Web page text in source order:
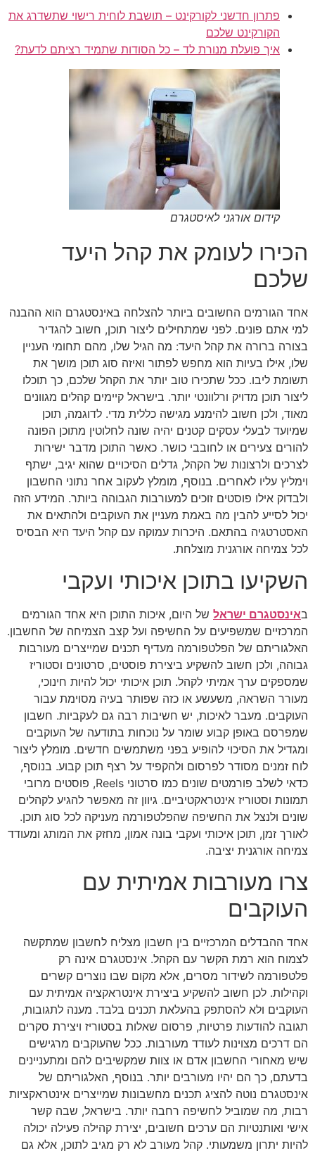
פתרון חדשני לקורקינט – תושבת לוחית רישוי שתשדרג את
הקורקינט שלכם
איך פועלת מנורת לד – כל הסודות שתמיד רציתם לדעת?
קידום אורגני לאיסטגרם
הכירו לעומק את קהל היעד
שלכם
אחד הגורמים החשובים ביותר להצלחה באינסטגרם הוא ההבנה
למי אתם פונים. לפני שמתחילים ליצור תוכן, חשוב להגדיר
בצורה ברורה את קהל היעד: מה הגיל שלו, מהם תחומי העניין
שלו, אילו בעיות הוא מחפש לפתור ואיזה סוג תוכן מושך את
תשומת ליבו. ככל שתכירו טוב יותר את הקהל שלכם, כך תוכלו
ליצור תוכן מדויק ורלוונטי יותר. בישראל קיימים קהלים מגוונים
מאוד, ולכן חשוב להימנע מגישה כללית מדי. לדוגמה, תוכן
שמיועד לבעלי עסקים קטנים יהיה שונה לחלוטין מתוכן הפונה
להורים צעירים או לחובבי כושר. כאשר התוכן מדבר ישירות
לצרכים ולרצונות של הקהל, גדלים הסיכויים שהוא יגיב, ישתף
וימליץ עליו לאחרים. בנוסף, מומלץ לעקוב אחר נתוני החשבון
ולבדוק אילו פוסטים זוכים למעורבות הגבוהה ביותר. המידע הזה
יכול לסייע להבין מה באמת מעניין את העוקבים ולהתאים את
האסטרטגיה בהתאם. היכרות עמוקה עם קהל היעד היא הבסיס
לכל צמיחה אורגנית מוצלחת.
השקיעו בתוכן איכותי ועקבי
באינסטגרם ישראל של היום, איכות התוכן היא אחד הגורמים
המרכזיים שמשפיעים על החשיפה ועל קצב הצמיחה של החשבון.
האלגוריתם של הפלטפורמה מעדיף תכנים שמייצרים מעורבות
גבוהה, ולכן חשוב להשקיע ביצירת פוסטים, סרטונים וסטוריז
שמספקים ערך אמיתי לקהל. תוכן איכותי יכול להיות חינוכי,
מעורר השראה, משעשע או כזה שפותר בעיה מסוימת עבור
העוקבים. מעבר לאיכות, יש חשיבות רבה גם לעקביות. חשבון
שמפרסם באופן קבוע שומר על נוכחות בתודעה של העוקבים
ומגדיל את הסיכוי להופיע בפני משתמשים חדשים. מומלץ ליצור
לוח זמנים מסודר לפרסום ולהקפיד על רצף תוכן קבוע. בנוסף,
כדאי לשלב פורמטים שונים כמו סרטוני Reels, פוסטים מרובי
תמונות וסטוריז אינטראקטיביים. גיוון זה מאפשר להגיע לקהלים
שונים ולנצל את החשיפה שהפלטפורמה מעניקה לכל סוג תוכן.
לאורך זמן, תוכן איכותי ועקבי בונה אמון, מחזק את המותג ומעודד
צמיחה אורגנית יציבה.
צרו מעורבות אמיתית עם
העוקבים
אחד ההבדלים המרכזיים בין חשבון מצליח לחשבון שמתקשה
לצמוח הוא רמת הקשר עם הקהל. אינסטגרם אינה רק
פלטפורמה לשידור מסרים, אלא מקום שבו נוצרים קשרים
וקהילות. לכן חשוב להשקיע ביצירת אינטראקציה אמיתית עם
העוקבים ולא להסתפק בהעלאת תכנים בלבד. מענה לתגובות,
תגובה להודעות פרטיות, פרסום שאלות בסטוריז ויצירת סקרים
הם דרכים מצוינות לעודד מעורבות. ככל שהעוקבים מרגישים
שיש מאחורי החשבון אדם או צוות שמקשיבים להם ומתעניינים
בדעתם, כך הם יהיו מעורבים יותר. בנוסף, האלגוריתם של
אינסטגרם נוטה להציג תכנים מחשבונות שמייצרים אינטראקציות
רבות, מה שמוביל לחשיפה רחבה יותר. בישראל, שבה קשר
אישי ואותנטיות הם ערכים חשובים, יצירת קהילה פעילה יכולה
להיות יתרון משמעותי. קהל מעורב לא רק מגיב לתוכן, אלא גם